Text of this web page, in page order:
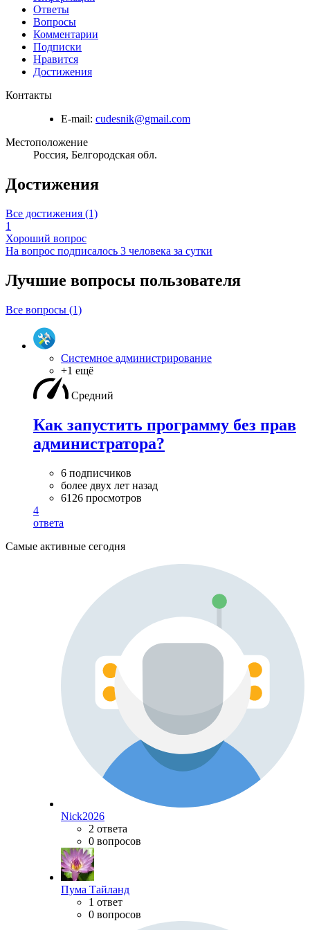
Ответы
Вопросы
Комментарии
Подписки
Нравится
Достижения
Контакты
E-mail: cudesnik@gmail.com
Местоположение
Россия, Белгородская обл.
Достижения
Все достижения (1)
1
Хороший вопрос
На вопрос подписалось 3 человека за сутки
Лучшие вопросы пользователя
Все вопросы (1)
Системное администрирование
+1 ещё
Средний
Как запустить программу без прав
администратора?
6 подписчиков
более двух лет назад
6126 просмотров
4
ответа
Самые активные сегодня
Nick2026
2 ответа
0 вопросов
Пума Тайланд
1 ответ
0 вопросов